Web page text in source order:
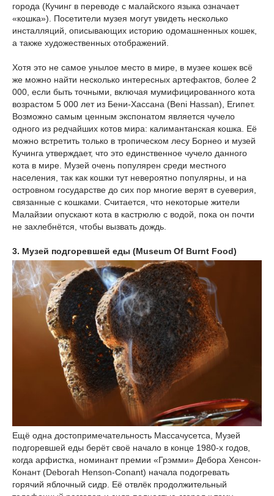
города (Кучинг в переводе с малайского языка означает
«кошка»). Посетители музея могут увидеть несколько
инсталляций, описывающих историю одомашненных кошек,
а также художественных отображений.
Хотя это не самое унылое место в мире, в музее кошек всё
же можно найти несколько интересных артефактов, более 2
000, если быть точными, включая мумифицированного кота
возрастом 5 000 лет из Бени-Хассана (Beni Hassan), Египет.
Возможно самым ценным экспонатом является чучело
одного из редчайших котов мира: калимантанская кошка. Её
можно встретить только в тропическом лесу Борнео и музей
Кучинга утверждает, что это единственное чучело данного
кота в мире. Музей очень популярен среди местного
населения, так как кошки тут невероятно популярны, и на
островном государстве до сих пор многие верят в суеверия,
связанные с кошками. Считается, что некоторые жители
Малайзии опускают кота в кастрюлю с водой, пока он почти
не захлебнётся, чтобы вызвать дождь.
3. Музей подгоревшей еды (Museum Of Burnt Food)
Ещё одна достопримечательность Массачусетса, Музей
подгоревшей еды берёт своё начало в конце 1980-х годов,
когда арфистка, номинант премии «Грэмми» Дебора Хенсон-
Конант (Deborah Henson-Conant) начала подогревать
горячий яблочный сидр. Её отвлёк продолжительный